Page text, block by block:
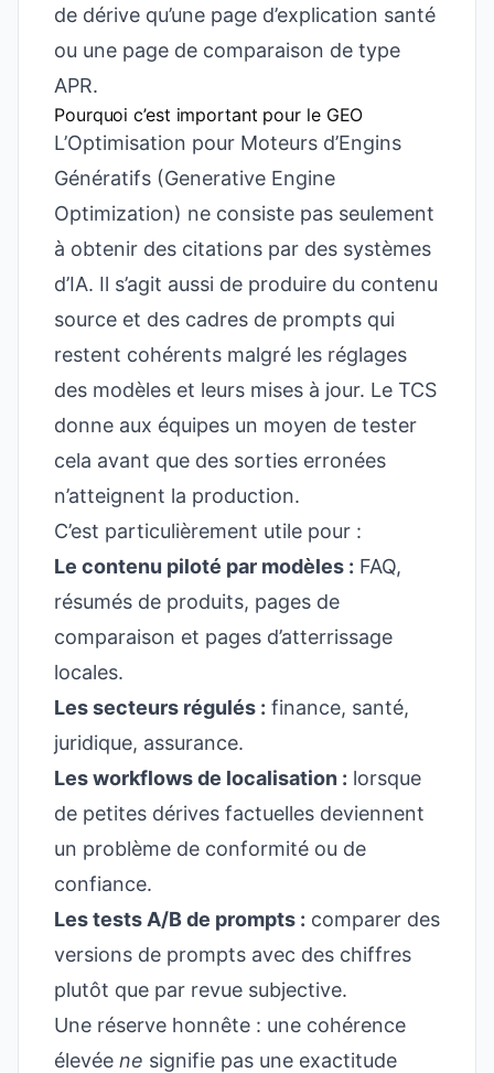
de dérive qu’une page d’explication santé
ou une page de comparaison de type
APR.
Pourquoi c’est important pour le GEO
L’Optimisation pour Moteurs d’Engins
Génératifs (Generative Engine
Optimization) ne consiste pas seulement
à obtenir des citations par des systèmes
d’IA. Il s’agit aussi de produire du contenu
source et des cadres de prompts qui
restent cohérents malgré les réglages
des modèles et leurs mises à jour. Le TCS
donne aux équipes un moyen de tester
cela avant que des sorties erronées
n’atteignent la production.
C’est particulièrement utile pour :
Le contenu piloté par modèles : FAQ,
résumés de produits, pages de
comparaison et pages d’atterrissage
locales.
Les secteurs régulés : finance, santé,
juridique, assurance.
Les workflows de localisation : lorsque
de petites dérives factuelles deviennent
un problème de conformité ou de
confiance.
Les tests A/B de prompts : comparer des
versions de prompts avec des chiffres
plutôt que par revue subjective.
Une réserve honnête : une cohérence
élevée ne signifie pas une exactitude